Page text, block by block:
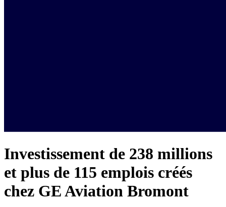
Investissement de 238 millions
et plus de 115 emplois créés
chez GE Aviation Bromont